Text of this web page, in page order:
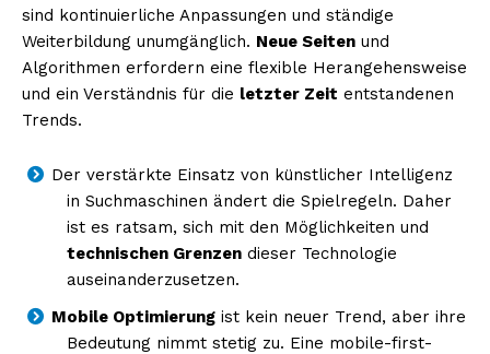
NEWSLETTER ABONNIEREN
Inhalte
sind kontinuierliche Anpassungen und ständige
Weiterbildung unumgänglich. Neue Seiten und
Algorithmen erfordern eine flexible Herangehensweise
und ein Verständnis für die letzter Zeit entstandenen
Trends.
Der verstärkte Einsatz von künstlicher Intelligenz
in Suchmaschinen ändert die Spielregeln. Daher
ist es ratsam, sich mit den Möglichkeiten und
technischen Grenzendieser Technologie
auseinanderzusetzen.
Mobile Optimierung ist kein neuer Trend, aber ihre
Bedeutung nimmt stetig zu. Eine mobile-first-